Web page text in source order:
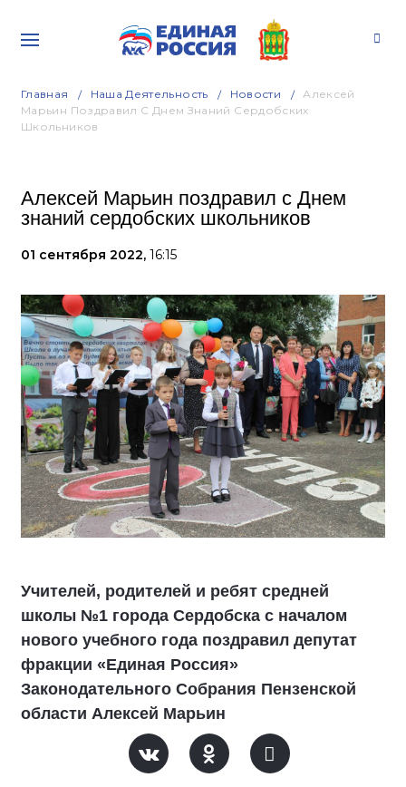
Главная Наша Деятельность Новости
Алексей
Марьин Поздравил С Днем Знаний Сердобских
Школьников
Алексей Марьин поздравил с Днем
знаний сердобских школьников
01 сентября 2022, 16:15
Учителей, родителей и ребят средней
школы №1 города Сердобска с началом
нового учебного года поздравил депутат
фракции «Единая Россия»
Законодательного Собрания Пензенской
области Алексей Марьин